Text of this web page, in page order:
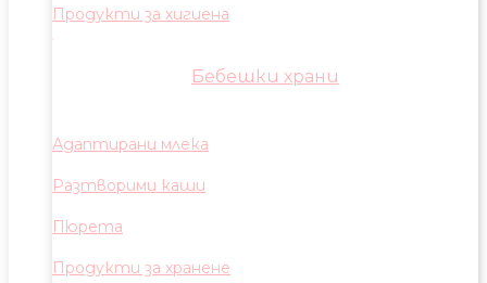
Продукти за хигиена
Бебешки храни
Адаптирани млека
Разтворими каши
Пюрета
Продукти за хранене